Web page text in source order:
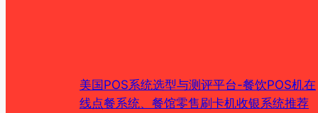
美国POS系统选型与测评平台-餐饮POS机在
线点餐系统、餐馆零售刷卡机收银系统推荐